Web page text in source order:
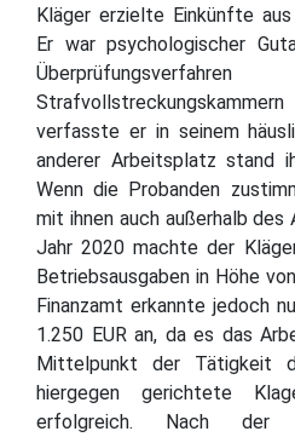
Kläger erzielte Einkünfte
Er war psychologischer
verfasste er in seinem
anderer Arbeitsplatz stand
Wenn die Probanden
mit ihnen auch außerhalb
Jahr 2020 machte der
Betriebsausgaben in Höhe
Finanzamt erkannte jedoch
1.250 EUR an, da es das
Mittelpunkt der Tätigkeit
hiergegen gerichtete
erfolgreich. Nach der